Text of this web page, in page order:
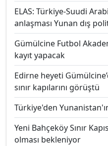
ELAS: Türkiye-Suudi
anlaşması Yunan dış
Gümülcine Futbol
kayıt yapacak
Edirne heyeti
sınır kapılarını görüştü
Türkiye'den
Yeni Bahçeköy Sınır
olması bekleniyor